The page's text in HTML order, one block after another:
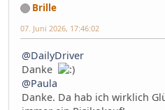
Brille
07. Juni 2026, 17:46:02
@DailyDriver
Danke
@Paula
Danke. Da hab ich wirklich